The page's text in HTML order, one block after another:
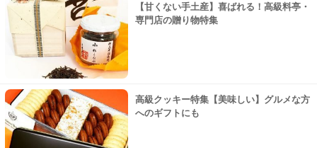
【甘くない手土産】喜ばれる！高級料亭・
専門店の贈り物特集
高級クッキー特集【美味しい】グルメな方
へのギフトにも